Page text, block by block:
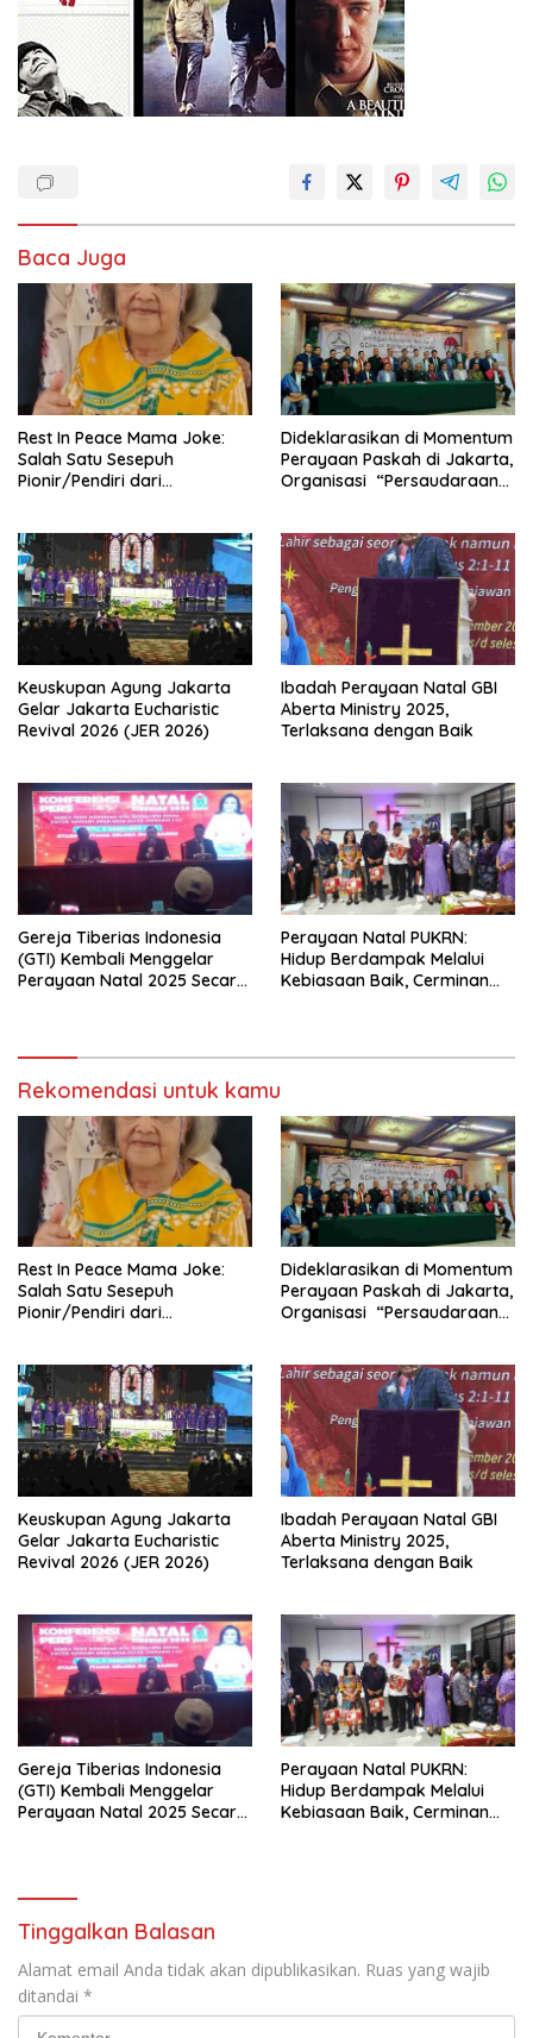
Baca Juga
Rest In Peace Mama Joke:
Salah Satu Sesepuh
Pionir/Pendiri dari
Indonesia Jemaat Pancaran
Kasih Allah.
Dideklarasikan di Momentum
Perayaan Paskah di Jakarta,
Organisasi “Persaudaraan
Menjadi Wadah
Kebersamaan Lintas
Denominasi untuk
Menghimpun Potensi Warga
Gereja Diaspora untuk
Menjawab Tantangan Sosial
Keuskupan Agung Jakarta
Gelar Jakarta Eucharistic
Revival 2026 (JER 2026)
Ibadah Perayaan Natal GBI
Aberta Ministry 2025,
Terlaksana dengan Baik
Gereja Tiberias Indonesia
(GTI) Kembali Menggelar
Perayaan Natal 2025 Secara
Perayaan Natal PUKRN:
Hidup Berdampak Melalui
Kebiasaan Baik, Cerminan
Rekomendasi untuk kamu
Rest In Peace Mama Joke:
Salah Satu Sesepuh
Pionir/Pendiri dari
Indonesia Jemaat Pancaran
Kasih Allah.
Dideklarasikan di Momentum
Perayaan Paskah di Jakarta,
Organisasi “Persaudaraan
Menjadi Wadah
Kebersamaan Lintas
Denominasi untuk
Menghimpun Potensi Warga
Gereja Diaspora untuk
Menjawab Tantangan Sosial
Keuskupan Agung Jakarta
Gelar Jakarta Eucharistic
Revival 2026 (JER 2026)
Ibadah Perayaan Natal GBI
Aberta Ministry 2025,
Terlaksana dengan Baik
Gereja Tiberias Indonesia
(GTI) Kembali Menggelar
Perayaan Natal 2025 Secara
Perayaan Natal PUKRN:
Hidup Berdampak Melalui
Kebiasaan Baik, Cerminan
Tinggalkan Balasan
Alamat email Anda tidak akan dipublikasikan. Ruas yang wajib
ditandai *